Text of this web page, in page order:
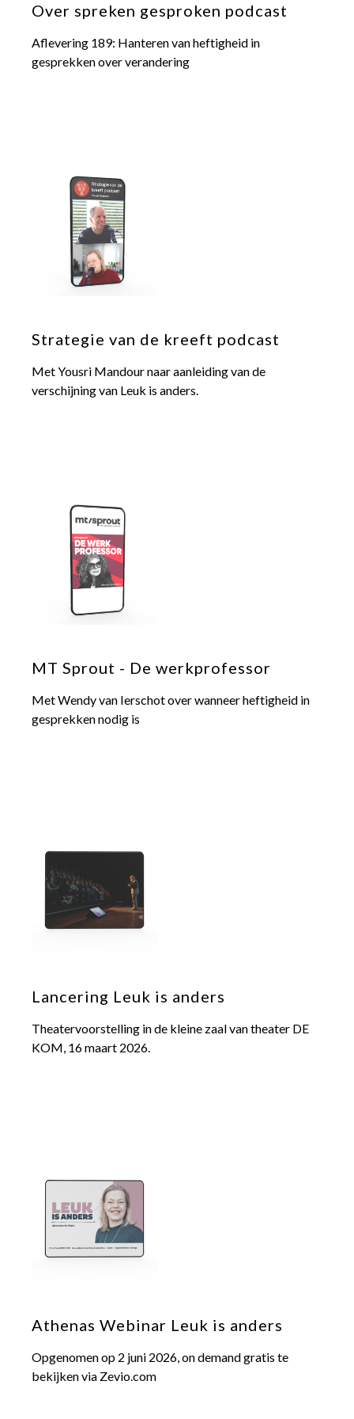
contact
Over spreken gesproken podcast
Aflevering 189: Hanteren van heftigheid in
gesprekken over verandering
Strategie van de kreeft podcast
Met Yousri Mandour naar aanleiding van de
verschijning van Leuk is anders.
MT Sprout - De werkprofessor
Met Wendy van Ierschot over wanneer heftigheid in
gesprekken nodig is
Lancering Leuk is anders
Theatervoorstelling in de kleine zaal van theater DE
KOM, 16 maart 2026.
Athenas Webinar Leuk is anders
Opgenomen op 2 juni 2026, on demand gratis te
bekijken via Zevio.com